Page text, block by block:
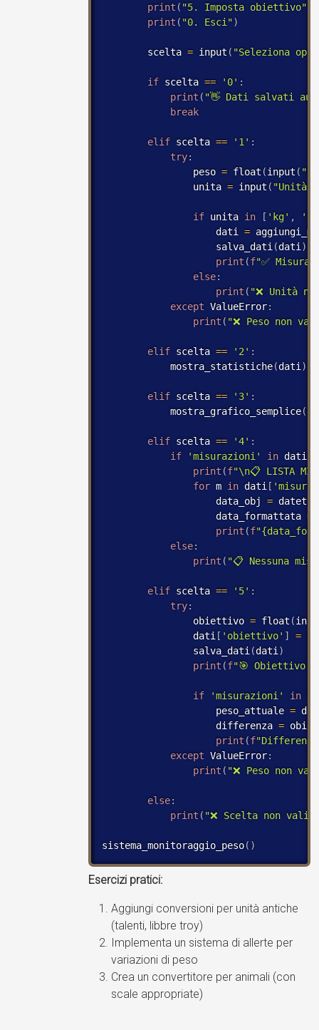
print ( "5. Imposta obiettivo"
print ( "0. Esci")
        scelta
= input ( "Seleziona
if scelta == '0' :
print ( "👋 Dati salvati
break
elif scelta == '1' :
try:
                peso
= float (input (
                unita
= input ( "Unità
if unita in [ 'kg' ,
                    dati
=
                    salva_dati
(dati )
print (f"✅
else:
print ( "❌ Unità
except ValueError:
print ( "❌ Peso non
elif scelta == '2' :
            mostra_statistiche
(dati )
elif scelta == '3' :
            mostra_grafico_semplice
(
elif scelta == '4' :
if
'misurazioni' in dati
print (f"\n📋 LISTA
for m in dati [
                    data_obj
=
                    data_formattata
=
print (f
else:
print ( "📋 Nessuna
elif scelta == '5' :
try:
                obiettivo
= float (
                dati
[ 'obiettivo' ] =
                salva_dati
(dati )
print (f"🎯 Obiettivo
if 'misurazioni' in
                    peso_attuale
=
                    differenza
=
print (f
except ValueError:
print ( "❌ Peso non
else:
print ( "❌ Scelta non
sistema_monitoraggio_peso( )
Esercizi pratici:
Aggiungi conversioni per unità antiche
(talenti, libbre troy)
Implementa un sistema di allerte per
variazioni di peso
Crea un convertitore per animali (con
scale appropriate)